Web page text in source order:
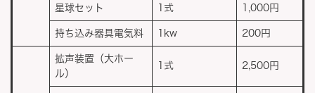
星球セット 1式 1,000円
持ち込み器具電気料 1kw 200円
拡声装置（大ホー
ル）
1式 2,500円